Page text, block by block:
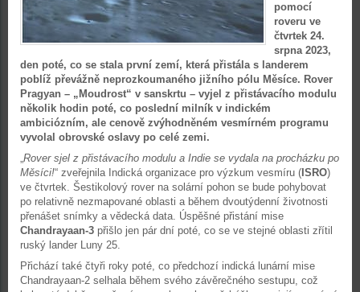
pomocí
roveru ve
čtvrtek 24.
srpna 2023,
den poté, co se stala první zemí, která přistála s landerem
poblíž převážně neprozkoumaného jižního pólu Měsíce. Rover
Pragyan – „Moudrost“ v sanskrtu – vyjel z přistávacího modulu
několik hodin poté, co poslední milník v indickém
ambiciózním, ale cenově zvýhodněném vesmírném programu
vyvolal obrovské oslavy po celé zemi.
„Rover sjel z přistávacího modulu a Indie se vydala na procházku po
Měsíci!“ zveřejnila Indická organizace pro výzkum vesmíru ( ISRO)
ve čtvrtek. Šestikolový rover na solární pohon se bude pohybovat
po relativně nezmapované oblasti a během dvoutýdenní životnosti
přenášet snímky a vědecká data. Úspěšné přistání mise
Chandrayaan-3 přišlo jen pár dní poté, co se ve stejné oblasti zřítil
ruský lander Luny 25.
Přichází také čtyři roky poté, co předchozí indická lunární mise
Chandrayaan-2 selhala během svého závěrečného sestupu, což